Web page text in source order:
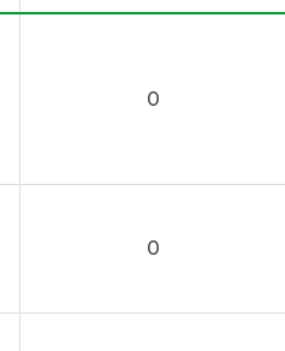
0
0